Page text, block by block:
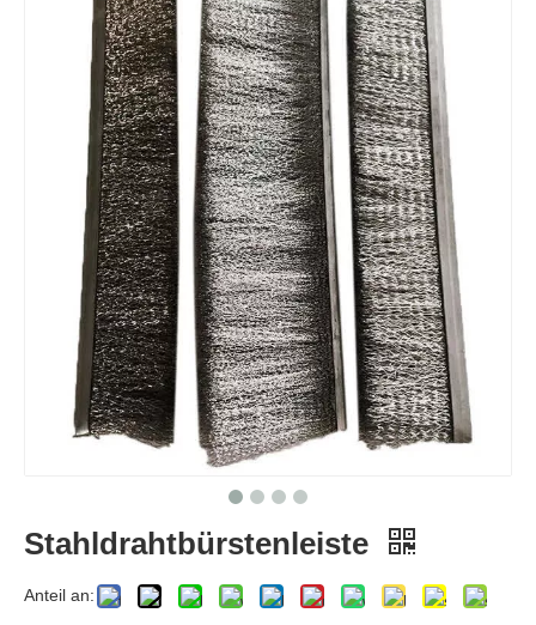
Stahldrahtbürstenleiste
Anteil an: